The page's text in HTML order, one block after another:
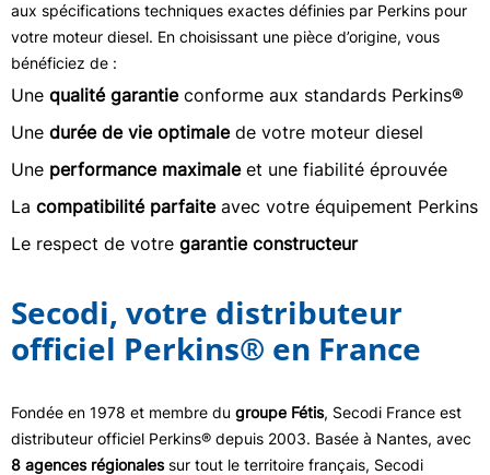
aux spécifications techniques exactes définies par Perkins pour
votre moteur diesel. En choisissant une pièce d’origine, vous
bénéficiez de :
Une qualité garantieconforme aux standards Perkins®
Une durée de vie optimalede votre moteur diesel
Une performance maximaleet une fiabilité éprouvée
La compatibilité parfaiteavec votre équipement Perkins
Le respect de votre garantie constructeur
Secodi, votre distributeur
officiel Perkins® en France
Fondée en 1978 et membre du groupe Fétis, Secodi France est
distributeur officiel Perkins® depuis 2003. Basée à Nantes, avec
8 agences régionalessur tout le territoire français, Secodi